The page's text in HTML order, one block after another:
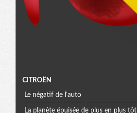
Menu
CITROËN
Le négatif de l'auto
La planète épuisée de plus en plus tôt